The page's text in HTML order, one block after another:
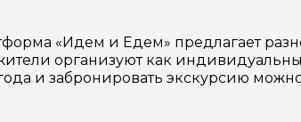
«Идем и Едем» предлагает
организуют как
и забронировать экскурсию